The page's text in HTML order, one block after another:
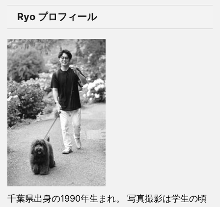
Ryo プロフィール
千葉県出身の1990年生まれ。 写真撮影は学生の頃